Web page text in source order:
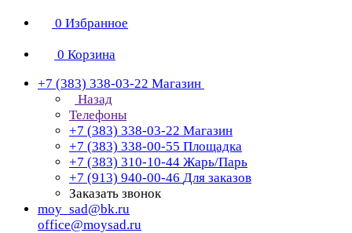
0 Избранное
0 Корзина
+7 (383) 338-03-22 Магазин
Назад
Телефоны
+7 (383) 338-03-22 Магазин
+7 (383) 338-00-55 Площадка
+7 (383) 310-10-44 Жарь/Парь
+7 (913) 940-00-46 Для заказов
Заказать звонок
moy_sad@bk.ru
office@moysad.ru